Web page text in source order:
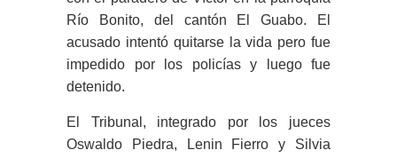
Río Bonito, del cantón El Guabo. El
acusado intentó quitarse la vida pero fue
impedido por los policías y luego fue
detenido.
El Tribunal, integrado por los jueces
Oswaldo Piedra, Lenin Fierro y Silvia